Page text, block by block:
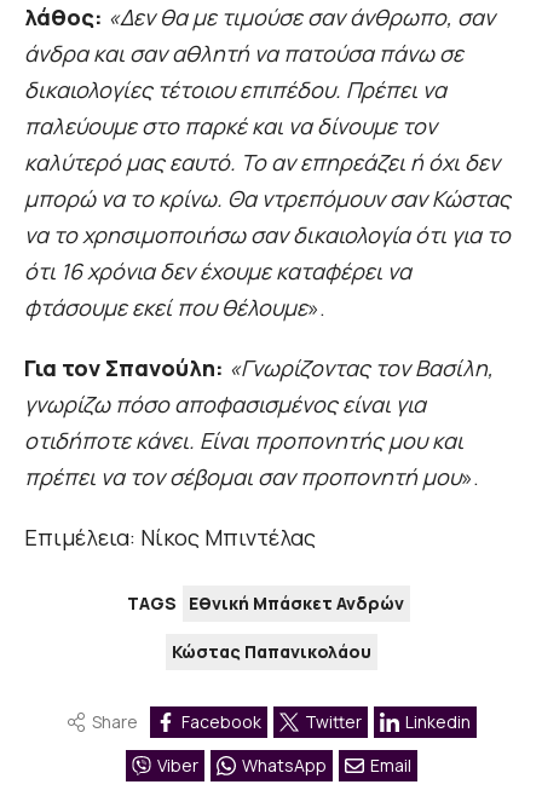
λάθος: «Δεν θα με τιμούσε σαν άνθρωπο, σαν
άνδρα και σαν αθλητή να πατούσα πάνω σε
δικαιολογίες τέτοιου επιπέδου. Πρέπει να
παλεύουμε στο παρκέ και να δίνουμε τον
καλύτερό μας εαυτό. Το αν επηρεάζει ή όχι δεν
μπορώ να το κρίνω. Θα ντρεπόμουν σαν Κώστας
να το χρησιμοποιήσω σαν δικαιολογία ότι για το
ότι 16 χρόνια δεν έχουμε καταφέρει να
φτάσουμε εκεί που θέλουμε».
Για τον Σπανούλη: «Γνωρίζοντας τον Βασίλη,
γνωρίζω πόσο αποφασισμένος είναι για
οτιδήποτε κάνει. Είναι προπονητής μου και
πρέπει να τον σέβομαι σαν προπονητή μου».
Επιμέλεια: Νίκος Μπιντέλας
TAGS Εθνική Μπάσκετ Ανδρών
Κώστας Παπανικολάου
Share Facebook Twitter
Linkedin
Viber
WhatsApp Email